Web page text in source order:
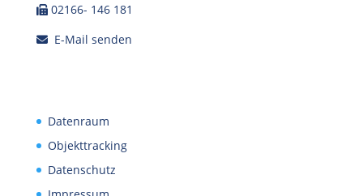
02166- 146 181
E-Mail senden
Datenraum
Objekttracking
Datenschutz